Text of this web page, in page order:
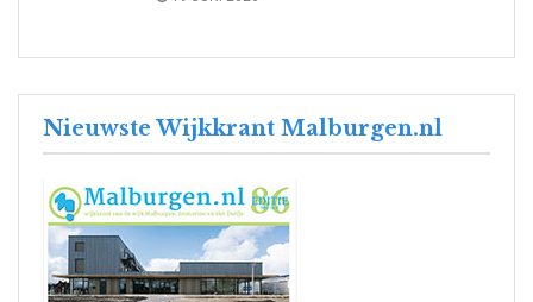
Nieuwste Wijkkrant Malburgen.nl